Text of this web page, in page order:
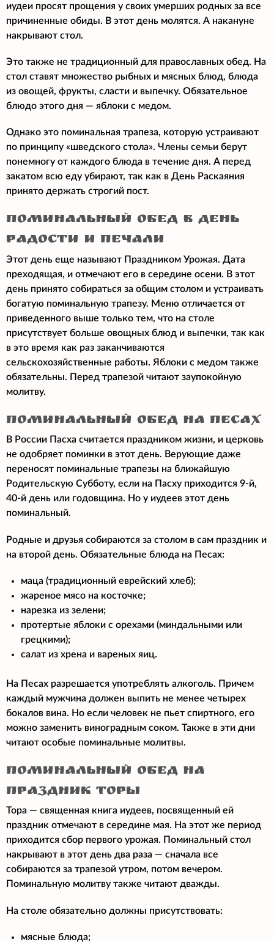
иудеи просят прощения у своих умерших родных за все
причиненные обиды. В этот день молятся. А накануне
накрывают стол.
Это также не традиционный для православных обед. На
стол ставят множество рыбных и мясных блюд, блюда
из овощей, фрукты, сласти и выпечку. Обязательное
блюдо этого дня — яблоки с медом.
Однако это поминальная трапеза, которую устраивают
по принципу «шведского стола». Члены семьи берут
понемногу от каждого блюда в течение дня. А перед
закатом всю еду убирают, так как в День Раскаяния
принято держать строгий пост.
Поминальный обед в День
Радости и Печали
Этот день еще называют Праздником Урожая. Дата
преходящая, и отмечают его в середине осени. В этот
день принято собираться за общим столом и устраивать
богатую поминальную трапезу. Меню отличается от
приведенного выше только тем, что на столе
присутствует больше овощных блюд и выпечки, так как
в это время как раз заканчиваются
сельскохозяйственные работы. Яблоки с медом также
обязательны. Перед трапезой читают заупокойную
молитву.
Поминальный обед на Песах
В России Пасха считается праздником жизни, и церковь
не одобряет поминки в этот день. Верующие даже
переносят поминальные трапезы на ближайшую
Родительскую Субботу, если на Пасху приходится 9-й,
40-й день или годовщина. Но у иудеев этот день
поминальный.
Родные и друзья собираются за столом в сам праздник и
на второй день. Обязательные блюда на Песах:
маца (традиционный еврейский хлеб);
жареное мясо на косточке;
нарезка из зелени;
протертые яблоки с орехами (миндальными или
грецкими);
салат из хрена и вареных яиц.
На Песах разрешается употреблять алкоголь. Причем
каждый мужчина должен выпить не менее четырех
бокалов вина. Но если человек не пьет спиртного, его
можно заменить виноградным соком. Также в эти дни
читают особые поминальные молитвы.
Поминальный обед на
Праздник Торы
Тора — священная книга иудеев, посвященный ей
праздник отмечают в середине мая. На этот же период
приходится сбор первого урожая. Поминальный стол
накрывают в этот день два раза — сначала все
собираются за трапезой утром, потом вечером.
Поминальную молитву также читают дважды.
На столе обязательно должны присутствовать:
мясные блюда;